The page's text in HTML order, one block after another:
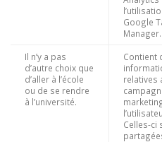
Google
Manager.
Il n’y a pas
d’autre choix que
d’aller à l’école
ou de se rendre
à l’université.
Contient
relatives
Celles-ci